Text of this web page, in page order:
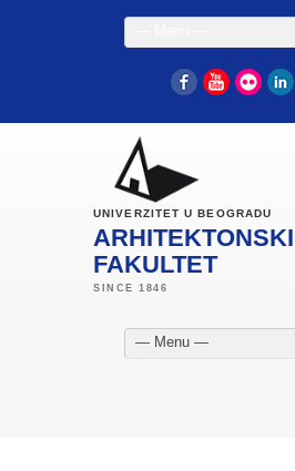
FacebookYouTube
Flickr
UNIVERZITET U BEOGRADU
ARHITEKTONSKI
FAKULTET
— Menu —